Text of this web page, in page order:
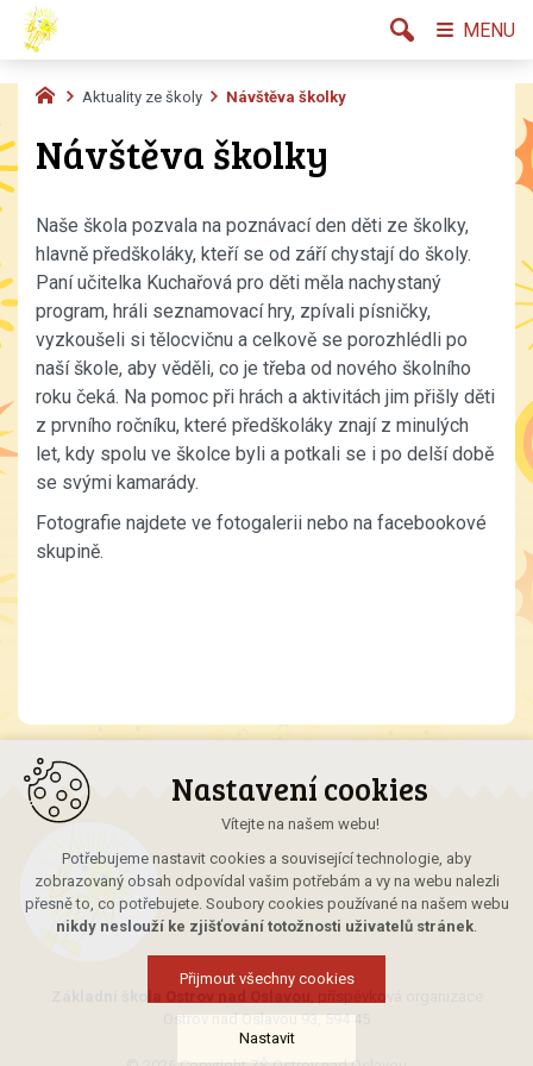
Aktuality ze školy Návštěva školky
Návštěva školky
Naše škola pozvala na poznávací den děti ze školky,
hlavně předškoláky, kteří se od září chystají do školy.
Paní učitelka Kuchařová pro děti měla nachystaný
program, hráli seznamovací hry, zpívali písničky,
vyzkoušeli si tělocvičnu a celkově se porozhlédli po
naší škole, aby věděli, co je třeba od nového školního
roku čeká. Na pomoc při hrách a aktivitách jim přišly děti
z prvního ročníku, které předškoláky znají z minulých
let, kdy spolu ve školce byli a potkali se i po delší době
se svými kamarády.
Fotografie najdete ve fotogalerii nebo na facebookové
skupině.
Ostrov nad Oslavou 93, 594 45
MENU
Nastavení cookies
Vítejte na našem webu!
Potřebujeme nastavit cookies a související technologie, aby
zobrazovaný obsah odpovídal vašim potřebám a vy na webu nalezli
přesně to, co potřebujete. Soubory cookies používané na našem webu
nikdy neslouží ke zjišťování totožnosti uživatelů stránek.
Přijmout všechny cookies
Nastavit